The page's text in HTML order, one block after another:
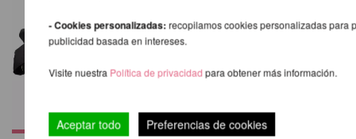
- Cookies personalizadas:recopilamos cookies personalizadas para
publicidad basada en intereses.
Visite nuestra Política de privacidadpara obtener más información.
Aceptar todo Preferencias de cookies